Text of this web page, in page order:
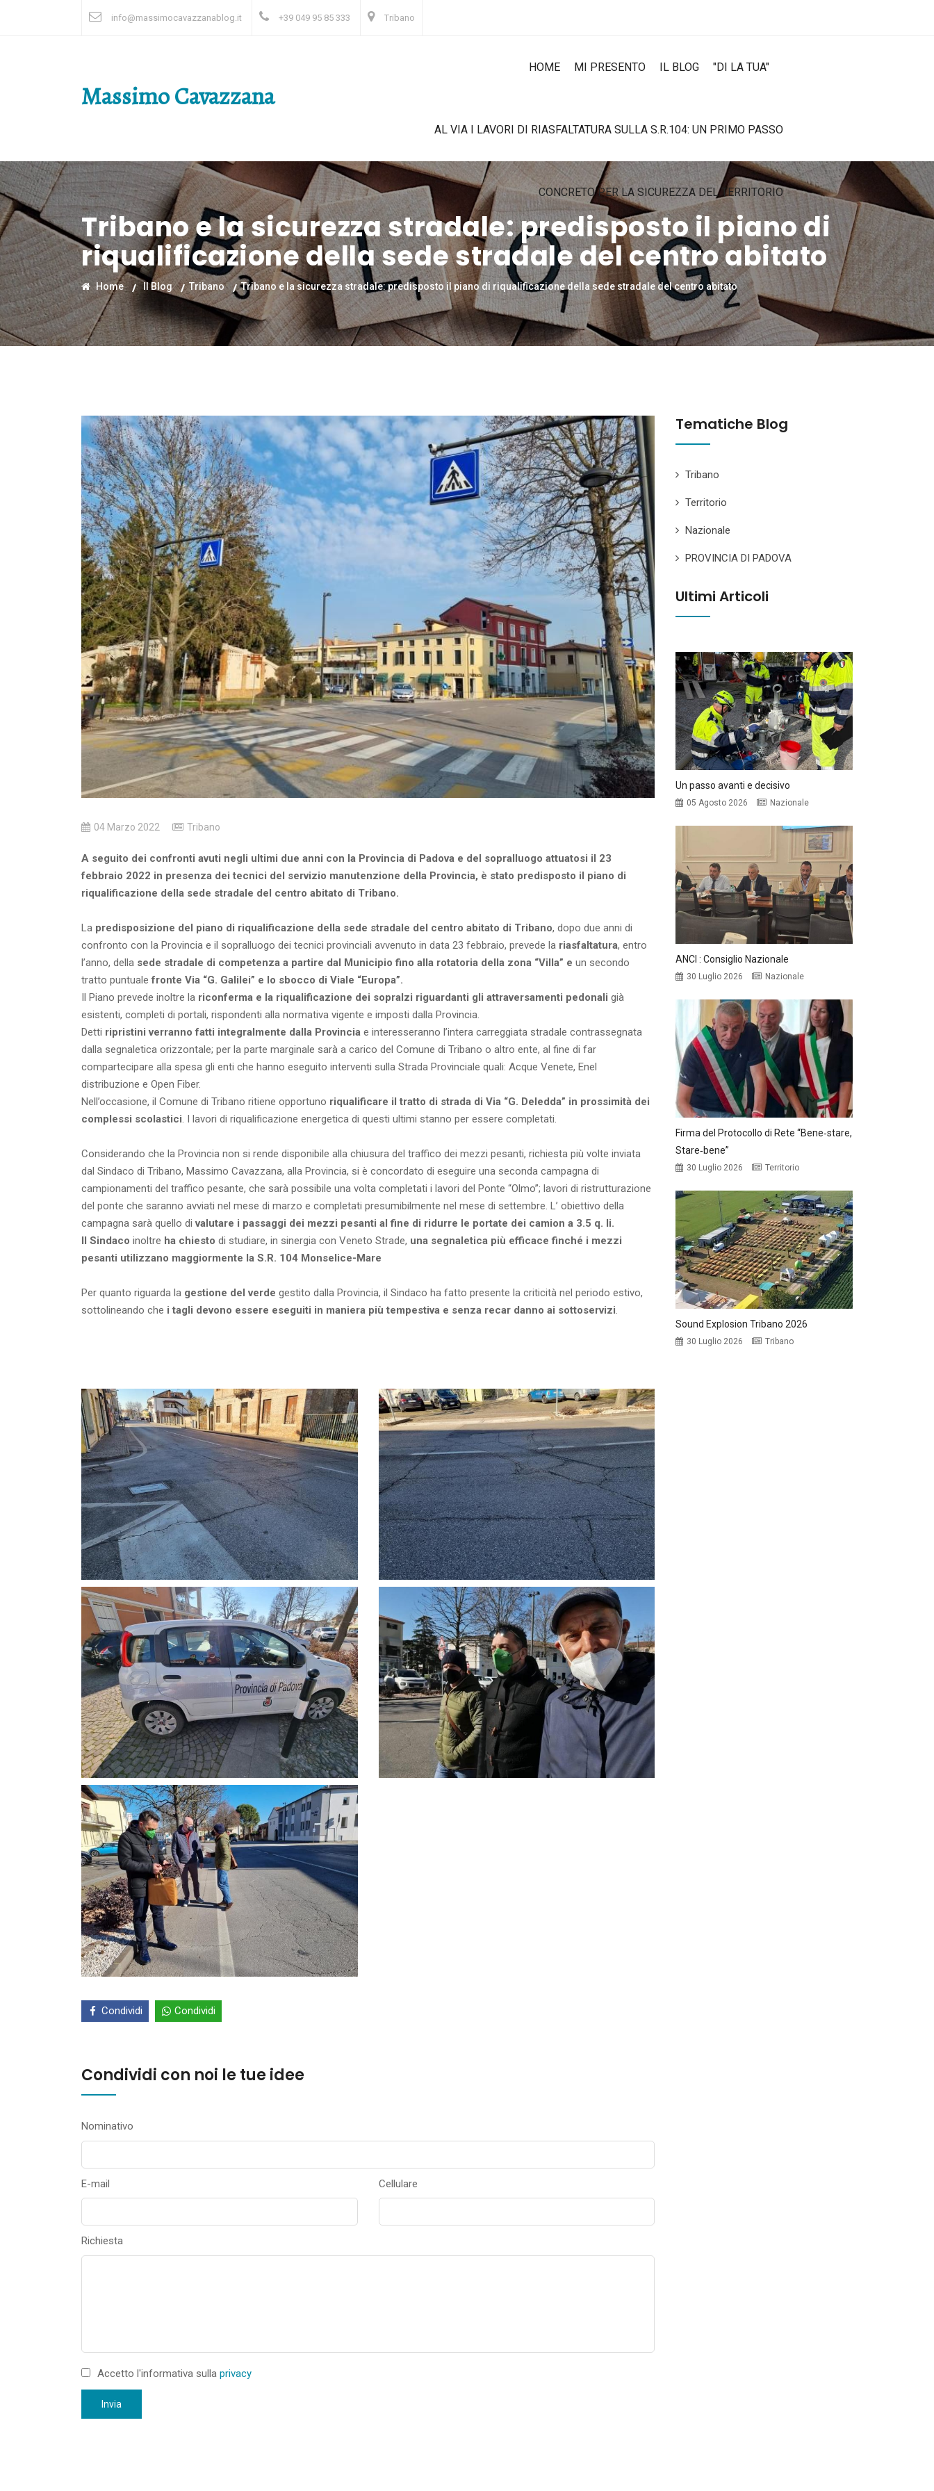
info@massimocavazzanablog.it +39 049 95 85 333 Tribano
Massimo Cavazzana
HOME MI PRESENTO IL BLOG "DI LA TUA"
AL VIA I LAVORI DI RIASFALTATURA SULLA S.R.104: UN PRIMO PASSO
CONCRETO PER LA SICUREZZA DEL TERRITORIO
Tribano e la sicurezza stradale: predisposto il piano di
riqualificazione della sede stradale del centro abitato
Home Il Blog Tribano Tribano e la sicurezza stradale: predisposto il piano di riqualificazione della sede stradale del centro abitato
04 Marzo 2022 Tribano
A seguito dei confronti avuti negli ultimi due anni con la Provincia di Padova e del sopralluogo attuatosi il 23
febbraio 2022 in presenza dei tecnici del servizio manutenzione della Provincia, è stato predisposto il piano di
riqualificazione della sede stradale del centro abitato di Tribano.
La predisposizione del piano di riqualificazione della sede stradale del centro abitato di Tribano, dopo due anni di
confronto con la Provincia e il sopralluogo dei tecnici provinciali avvenuto in data 23 febbraio, prevede la riasfaltatura, entro
l’anno, della sede stradale di competenza a partire dal Municipio fino alla rotatoria della zona “Villa” e un secondo
tratto puntualefronte Via “G. Galilei” e lo sbocco di Viale “Europa”.
Il Piano prevede inoltre la riconferma e la riqualificazione dei sopralzi riguardanti gli attraversamenti pedonali già
esistenti, completi di portali, rispondenti alla normativa vigente e imposti dalla Provincia.
Detti ripristini verranno fatti integralmente dalla Provincia e interesseranno l’intera carreggiata stradale contrassegnata
dalla segnaletica orizzontale; per la parte marginale sarà a carico del Comune di Tribano o altro ente, al fine di far
compartecipare alla spesa gli enti che hanno eseguito interventi sulla Strada Provinciale quali: Acque Venete, Enel
distribuzione e Open Fiber.
Nell’occasione, il Comune di Tribano ritiene opportuno riqualificare il tratto di strada di Via “G. Deledda” in prossimità dei
complessi scolastici. I lavori di riqualificazione energetica di questi ultimi stanno per essere completati.
Considerando che la Provincia non si rende disponibile alla chiusura del traffico dei mezzi pesanti, richiesta più volte inviata
dal Sindaco di Tribano, Massimo Cavazzana, alla Provincia, si è concordato di eseguire una seconda campagna di
campionamenti del traffico pesante, che sarà possibile una volta completati i lavori del Ponte “Olmo”; lavori di ristrutturazione
del ponte che saranno avviati nel mese di marzo e completati presumibilmente nel mese di settembre. L’ obiettivo della
campagna sarà quello divalutare i passaggi dei mezzi pesanti al fine di ridurre le portate dei camion a 3.5 q. li.
Il Sindaco inoltre ha chiesto di studiare, in sinergia con Veneto Strade, una segnaletica più efficace finché i mezzi
pesanti utilizzano maggiormente la S.R. 104 Monselice-Mare
Per quanto riguarda la gestione del verde gestito dalla Provincia, il Sindaco ha fatto presente la criticità nel periodo estivo,
sottolineando che i tagli devono essere eseguiti in maniera più tempestiva e senza recar danno ai sottoservizi.
Condividi Condividi
Condividi con noi le tue idee
Nominativo
E-mail Cellulare
Richiesta
Accetto l'informativa sulla privacy
Invia
Tematiche Blog
Tribano
Territorio
Nazionale
PROVINCIA DI PADOVA
Ultimi Articoli
Un passo avanti e decisivo
05 Agosto 2026 Nazionale
ANCI : Consiglio Nazionale
30 Luglio 2026 Nazionale
Firma del Protocollo di Rete “Bene‑stare,
Stare‑bene”
30 Luglio 2026 Territorio
Sound Explosion Tribano 2026
30 Luglio 2026 Tribano